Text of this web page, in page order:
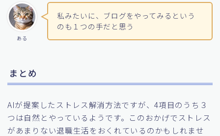
ある
私みたいに、ブログをやってみるという
のも１つの手だと思う
まとめ
AIが提案したストレス解消方法ですが、4項目のうち３
つは自然とやっているようです。このおかげでストレス
があまりない退職生活をおくれているのかもしれませ